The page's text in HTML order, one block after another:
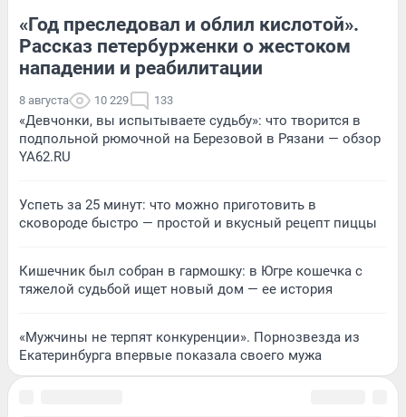
«Год преследовал и облил кислотой».
Рассказ петербурженки о жестоком
нападении и реабилитации
8 августа 10 229 133
«Девчонки, вы испытываете судьбу»: что творится в
подпольной рюмочной на Березовой в Рязани — обзор
YA62.RU
Успеть за 25 минут: что можно приготовить в
сковороде быстро — простой и вкусный рецепт пиццы
Кишечник был собран в гармошку: в Югре кошечка с
тяжелой судьбой ищет новый дом — ее история
«Мужчины не терпят конкуренции». Порнозвезда из
Екатеринбурга впервые показала своего мужа